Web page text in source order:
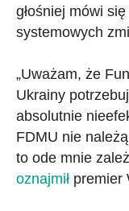
głośniej mówi
systemowych
„Uważam, że
Ukrainy
absolutnie
FDMU nie
to ode mnie
oznajmił premier